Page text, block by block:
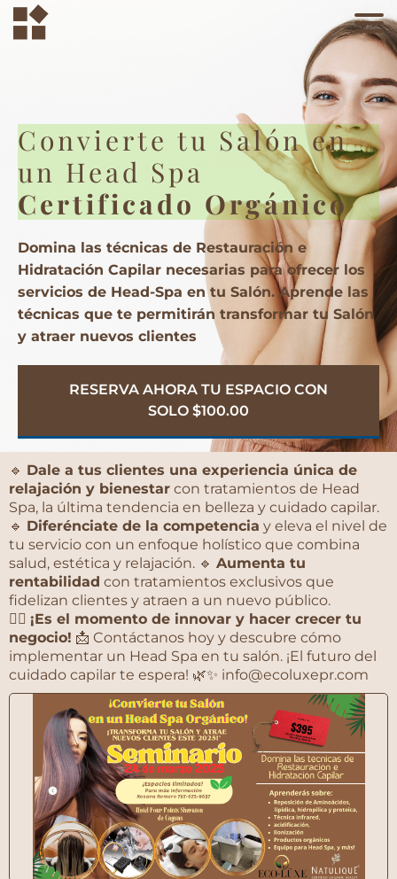
Convierte tu Salón en
un Head Spa
Certificado Orgánico
Domina las técnicas de Restauración e
Hidratación Capilar necesarias para ofrecer los
servicios de Head-Spa en tu Salón. Aprende las
técnicas que te permitirán transformar tu Salón
y atraer nuevos clientes
RESERVA AHORA TU ESPACIO CON
SOLO $100.00
🔹 Dale a tus clientes una experiencia única de
relajación y bienestar con tratamientos de Head
Spa, la última tendencia en belleza y cuidado capilar.
🔹 Diferénciate de la competencia y eleva el nivel de
tu servicio con un enfoque holístico que combina
salud, estética y relajación. 🔹 Aumenta tu
rentabilidad con tratamientos exclusivos que
fidelizan clientes y atraen a un nuevo público.
💆‍♀️ ¡Es el momento de innovar y hacer crecer tu
negocio! 📩 Contáctanos hoy y descubre cómo
implementar un Head Spa en tu salón. ¡El futuro del
cuidado capilar te espera! 🌿✨ info@ecoluxepr.com